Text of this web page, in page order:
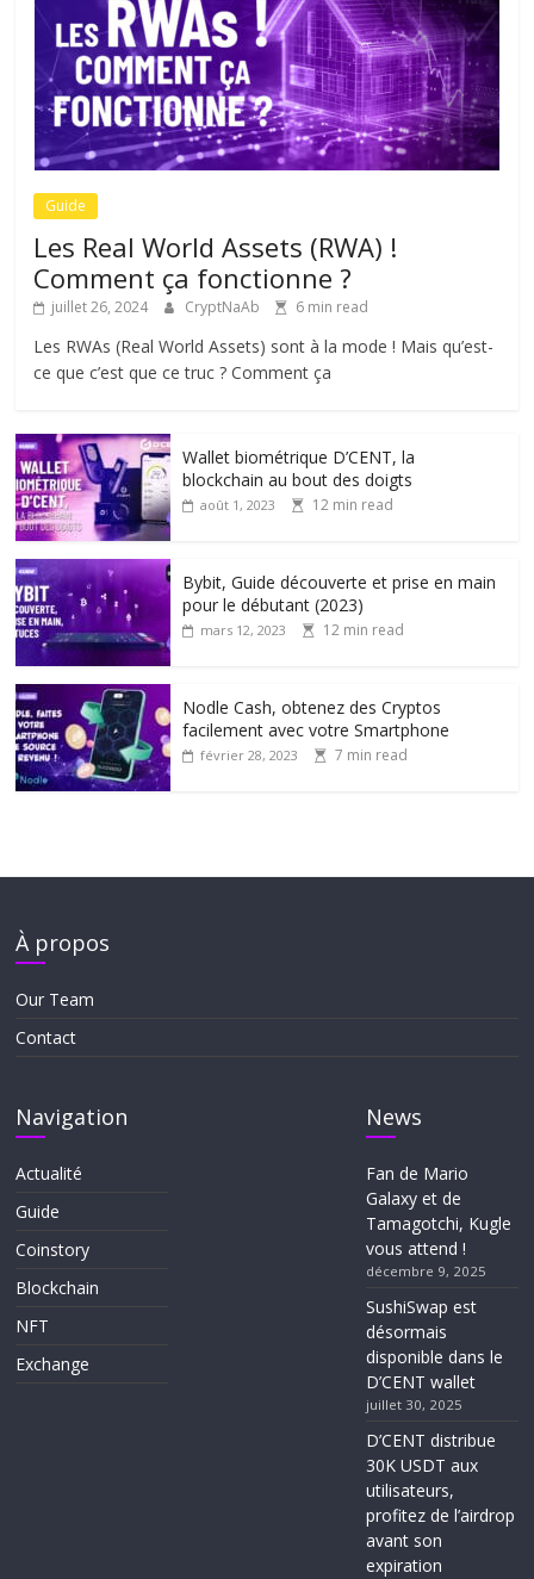
Guide
Les Real World Assets (RWA) !
Comment ça fonctionne ?
juillet 26, 2024 CryptNaAb 6 min read
Les RWAs (Real World Assets) sont à la mode ! Mais qu’est-
ce que c’est que ce truc ? Comment ça
Wallet biométrique D’CENT, la
blockchain au bout des doigts
août 1, 2023 12 min read
Bybit, Guide découverte et prise en main
pour le débutant (2023)
mars 12, 2023 12 min read
Nodle Cash, obtenez des Cryptos
facilement avec votre Smartphone
février 28, 2023 7 min read
À propos
Our Team
Contact
Navigation
Actualité
Guide
Coinstory
Blockchain
NFT
Exchange
News
Fan de Mario
Galaxy et de
Tamagotchi, Kugle
vous attend !
décembre 9, 2025
SushiSwap est
désormais
disponible dans le
D’CENT wallet
juillet 30, 2025
D’CENT distribue
30K USDT aux
utilisateurs,
profitez de l’airdrop
avant son
expiration